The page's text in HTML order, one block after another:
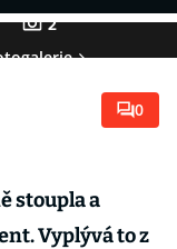
2
0
stoupla a
Vyplývá to z